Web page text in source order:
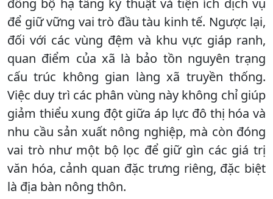
đồng bộ hạ tầng kỹ thuật và tiện ích dịch vụ
để giữ vững vai trò đầu tàu kinh tế. Ngược lại,
đối với các vùng đệm và khu vực giáp ranh,
quan điểm của xã là bảo tồn nguyên trạng
cấu trúc không gian làng xã truyền thống.
Việc duy trì các phân vùng này không chỉ giúp
giảm thiểu xung đột giữa áp lực đô thị hóa và
nhu cầu sản xuất nông nghiệp, mà còn đóng
vai trò như một bộ lọc để giữ gìn các giá trị
văn hóa, cảnh quan đặc trưng riêng, đặc biệt
là địa bàn nông thôn.